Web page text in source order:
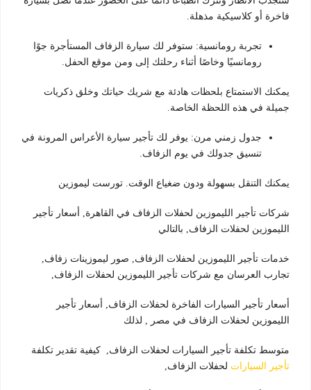
فاخرة أو كلاسيكية مذهلة.
تجربة رومانسية: ستوفر لك سيارة الزفاف المستأجرة جوًا
رومانسيًا وخاصًا أثناء رحلتك إلى ومن موقع الحفل.
يمكنك الاستمتاع بلحظات هادئة مع شريك حياتك وخلق ذكريات
جميلة في هذه اللحظة الخاصة.
جدول زمني مرن: يوفر لك تأجير سيارة الأعراس المرونة في
تنسيق جدولك في يوم الزفاف.
يمكنك التنقل بسهولة ودون ضغياع الوقت. تورست ليموزين
شركات تأجير الليموزين لحفلات الزفاف في القاهرة, أسعار تأجير
الليموزين لحفلات الزفاف, بالتالي
خدمات تأجير الليموزين لحفلات الزفاف, صور ليموزينات زفاف,
تجارب العرسان مع شركات تأجير الليموزين لحفلات الزفاف,
أسعار تأجير السيارات الفاخرة لحفلات الزفاف, أسعار تأجير
الليموزين لحفلات الزفاف في مصر , لذلك
متوسط ​​تكلفة تأجير السيارات لحفلات الزفاف, كيفية تقدير تكلفة
تأجير السيارات لحفلات الزفاف,